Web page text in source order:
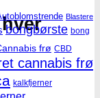
Blastere
bongbørste bong
frø CBD
cannabis frø
kalkfjerner